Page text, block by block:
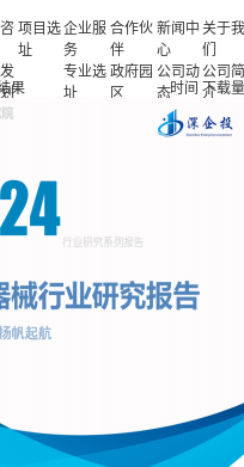
包
项目选
址
企业服
务
专业选
址
合作伙
伴
政府园
区
新闻中
心
公司动
态
产业观
察
关于
们
公司
介
人力
源
果 时间 下载量